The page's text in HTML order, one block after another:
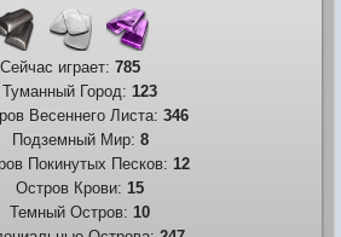
Сейчас играет: 785
Город: 123
Весеннего Листа: 346
Подземный Мир: 8
Покинутых Песков: 12
Остров Крови: 15
Темный Остров: 10